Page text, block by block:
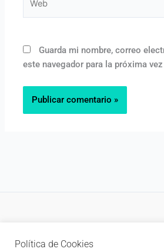
Guarda mi nombre, correo
este navegador para la próxima
Política de Cookies